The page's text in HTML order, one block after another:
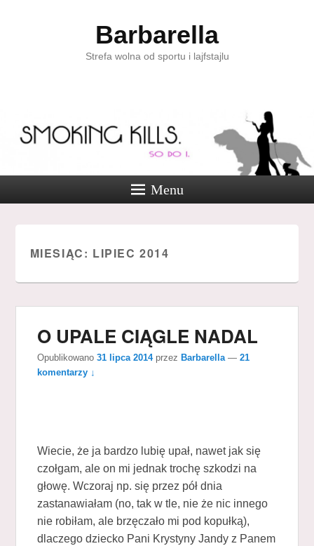
Barbarella
Strefa wolna od sportu i lajfstajlu
Menu
MIESIĄC: LIPIEC 2014
O UPALE CIĄGLE NADAL
Opublikowano31 lipca 2014 przez Barbarella —21
komentarzy ↓
Wiecie, że ja bardzo lubię upał, nawet jak się
czołgam, ale on mi jednak trochę szkodzi na
głowę. Wczoraj np. się przez pół dnia
zastanawiałam (no, tak w tle, nie że nic innego
nie robiłam, ale brzęczało mi pod kopułką),
dlaczego dziecko Pani Krystyny Jandy z Panem